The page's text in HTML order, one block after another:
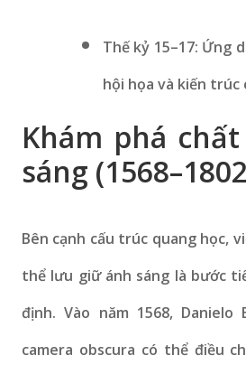
Thế kỷ 15–17: Ứng
hội họa và kiến trúc
Khám phá
sáng
Bên cạnh cấu trúc quang học,
thể lưu giữ ánh sáng là bước
định. Vào năm 1568,
camera obscura có thể điều